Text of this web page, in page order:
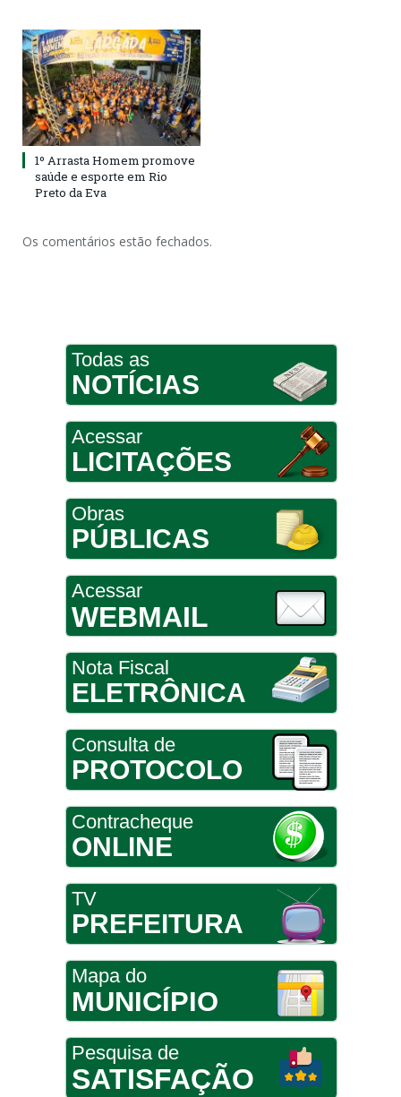
1º Arrasta Homem promove
saúde e esporte em Rio
Preto da Eva
Os comentários estão fechados.
Todas as
NOTÍCIAS
Acessar
LICITAÇÕES
Obras
PÚBLICAS
Acessar
WEBMAIL
Nota Fiscal
ELETRÔNICA
Consulta de
PROTOCOLO
Contracheque
ONLINE
TV
PREFEITURA
Mapa do
MUNICÍPIO
Pesquisa de
SATISFAÇÃO